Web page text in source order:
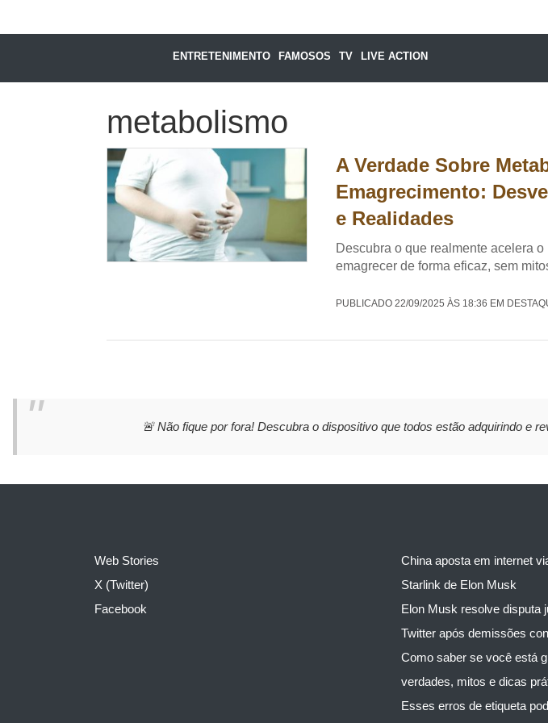
ENTRETENIMENTO FAMOSOS TV LIVE ACTION
metabolismo
A Verdade Sobre
Emagrecimento:
e Realidades
Descubra o que realmente acelera
emagrecer de forma eficaz, sem
PUBLICADO 22/09/2025 ÀS 18:36 EM
🚨 Não fique por fora! Descubra o dispositivo que todos estão adquirindo e
Web Stories
X (Twitter)
Facebook
China aposta em internet
Starlink de Elon Musk
Elon Musk resolve disputa
Twitter após demissões
Como saber se você está
verdades, mitos e dicas
Esses erros de etiqueta